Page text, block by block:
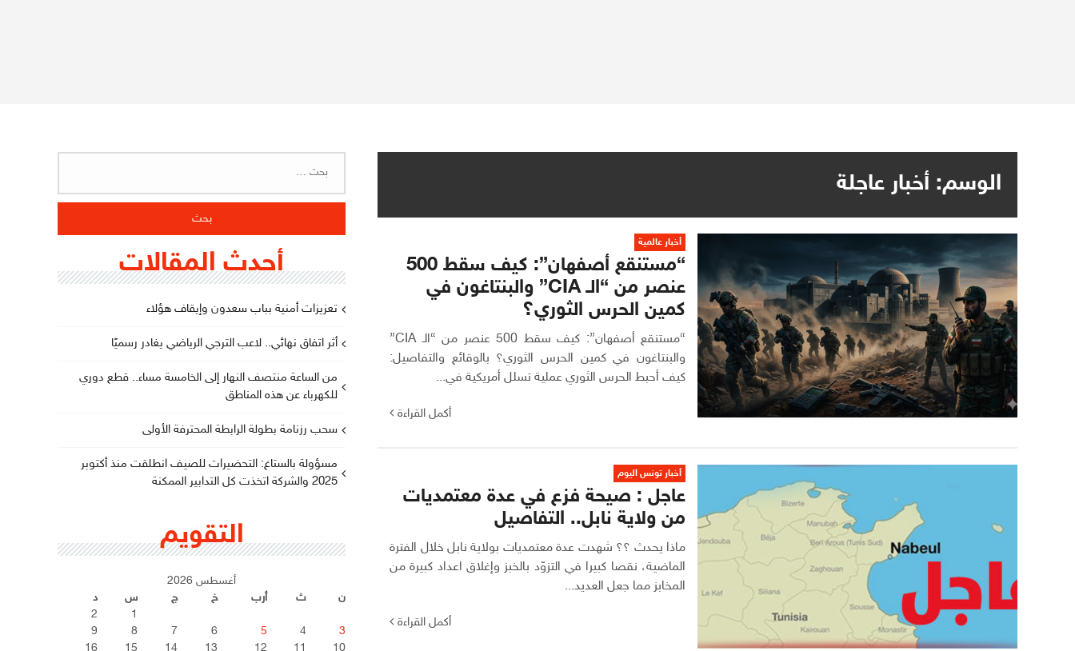
الوسم: أخبار عاجلة
أخبار عالمية
“مستنقع أصفهان”: كيف سقط 500
عنصر من “الـ CIA” والبنتاغون في
كمين الحرس الثوري؟
“مستنقع أصفهان”: كيف سقط 500 عنصر من “الـ CIA”
والبنتاغون في كمين الحرس الثوري؟ بالوقائع والتفاصيل:
كيف أحبط الحرس الثوري عملية تسلل أمريكية في...
أكمل القراءة
أخبار تونس اليوم
عاجل : صيحة فزع في عدة معتمديات
من ولاية نابل.. التفاصيل
ماذا يحدث ؟؟ شهدت عدة معتمديات بولاية نابل خلال الفترة
الماضية، نقصا كبيرا في التزوّد بالخبز وإغلاق اعداد كبيرة من
المخابز مما جعل العديد...
أكمل القراءة
أحدث المقالات
تعزيزات أمنية بباب سعدون وإيقاف هؤلاء
أثر اتفاق نهائي.. لاعب الترجي الرياضي يغادر رسميًا
من الساعة منتصف النهار إلى الخامسة مساء.. قطع دوري
للكهرباء عن هذه المناطق
سحب رزنامة بطولة الرابطة المحترفة الأولى
مسؤولة بالستاغ: التحضيرات للصيف انطلقت منذ أكتوبر
2025 والشركة اتخذت كل التدابير الممكنة
التقويم
أغسطس 2026
ن
ث أرب خ ج س
د
1
2
3
4
5
6
7
8
9
10
11
12
13
14
15
16